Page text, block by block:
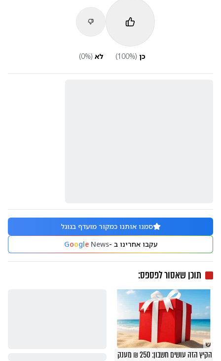
כן (
100%) לא (
0%)
סמנו אותנו כמקור מועדף בגוגל
עקבו אחרינו ב -
GoogleNews
תוכן שאסור לפספס:
ש
הקיץ הזה עושים חשבון: 250 ₪ מענק